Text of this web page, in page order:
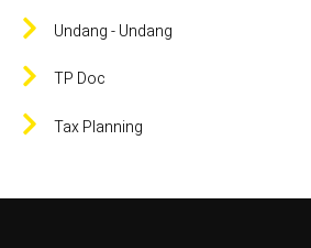
Undang - Undang
TP Doc
Tax Planning